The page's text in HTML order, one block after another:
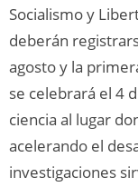
Socialismo y
deberán
agosto y la
se celebrará el 4
ciencia al lugar
acelerando el
investigaciones